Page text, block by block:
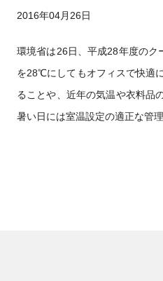
2016年04月26日
環境省は26日、平成28年度のク
を28℃にしてもオフィスで快適
ることや、近年の気温や衣料品
暑い日には室温設定の適正な管